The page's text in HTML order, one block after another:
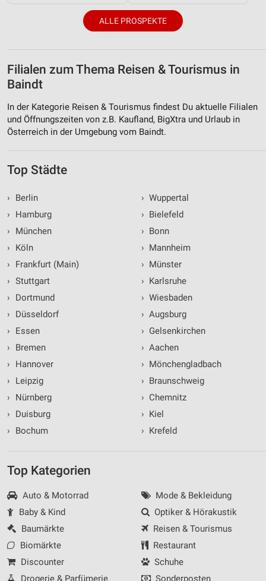
ALLE PROSPEKTE
Filialen zum Thema Reisen & Tourismus in
Baindt
In der Kategorie Reisen & Tourismus findest Du aktuelle Filialen
und Öffnungszeiten von z.B. Kaufland, BigXtra und Urlaub in
Österreich in der Umgebung vom Baindt.
Top Städte
›
Berlin
›
Hamburg
›
München
›
Köln
›
Frankfurt (Main)
› Stuttgart
›
Dortmund
›
Düsseldorf
›
Essen
›
Bremen
›
Hannover
›
Leipzig
›
Nürnberg
›
Duisburg
›
Bochum
› Wuppertal
› Bielefeld
› Bonn
› Mannheim
› Münster
› Karlsruhe
› Wiesbaden
› Augsburg
› Gelsenkirchen
› Aachen
› Mönchengladbach
› Braunschweig
› Chemnitz
› Kiel
› Krefeld
Top Kategorien
Auto & Motorrad
Baby & Kind
Baumärkte
Biomärkte
Discounter
Drogerie & Parfümerie
Mode & Bekleidung
Optiker & Hörakustik
Reisen & Tourismus
Restaurant
Schuhe
Sonderposten